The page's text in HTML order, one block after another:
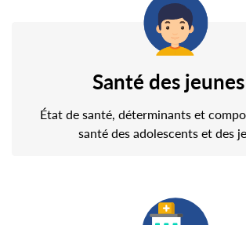
Santé des jeunes
État de santé, déterminants et
santé des adolescents et des